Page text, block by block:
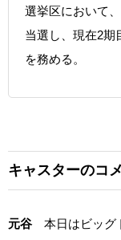
選挙区において
当選し、現在2期
を務める。
キャスターのコ
元谷 本日はビッグ